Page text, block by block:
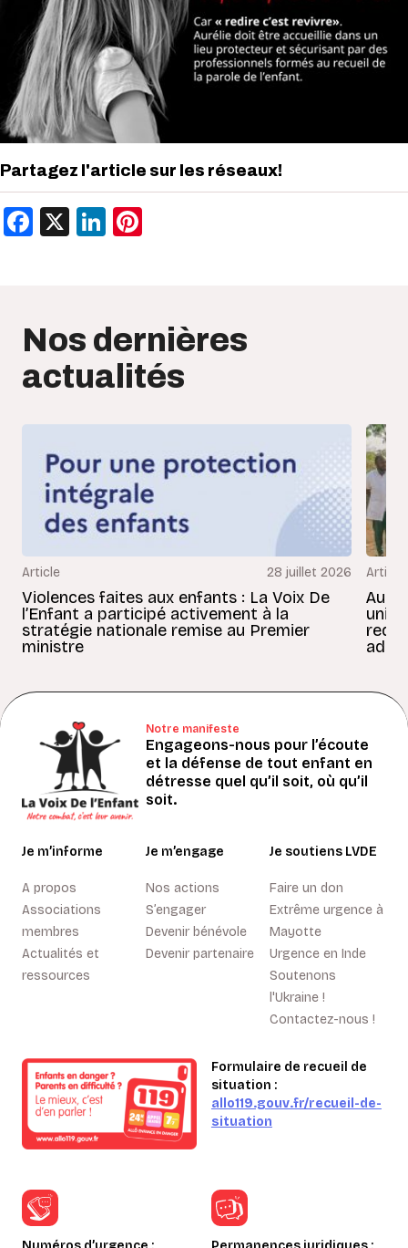
Partagez l'article sur les réseaux!
Facebook
X LinkedIn
Nos dernières
actualités
Article 28 juillet 2026
Violences faites aux enfants : La Voix De
l’Enfant a participé activement à la
stratégie nationale remise au Premier
ministre
Article
Au
Notre manifeste
Engageons-nous pour l’écoute
et la défense de tout enfant en
détresse quel qu’il soit, où qu’il
soit.
Je m’informe
A propos
Associations
membres
Actualités et
ressources
Je m’engage
Nos actions
S’engager
Devenir bénévole
Devenir partenaire
Je soutiens LVDE
Faire un don
Extrême urgence à
Mayotte
Urgence en Inde
Soutenons
l'Ukraine !
Contactez-nous !
Formulaire de recueil de
situation :
allo119.gouv.fr/recueil-de-
situation